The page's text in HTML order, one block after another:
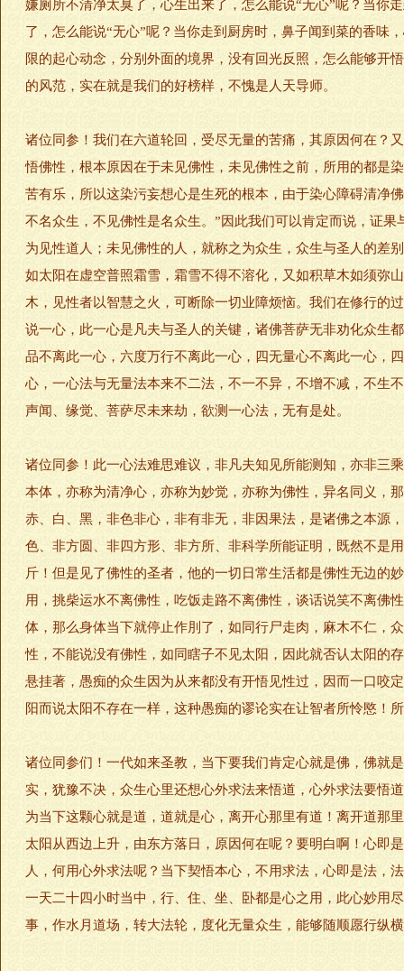
嫌厕所不清净太臭了，心生出来了，怎么能说“无心”呢？当你
了，怎么能说“无心”呢？当你走到厨房时，鼻子闻到菜的香味
限的起心动念，分别外面的境界，没有回光反照，怎么能够开
的风范，实在就是我们的好榜样，不愧是人天导师。
诸位同参！我们在六道轮回，受尽无量的苦痛，其原因何在？
悟佛性，根本原因在于未见佛性，未见佛性之前，所用的都是
苦有乐，所以这染污妄想心是生死的根本，由于染心障碍清净
不名众生，不见佛性是名众生。”因此我们可以肯定而说，证
为见性道人；未见佛性的人，就称之为众生，众生与圣人的差
如太阳在虚空普照霜雪，霜雪不得不溶化，又如积草木如须弥
木，见性者以智慧之火，可断除一切业障烦恼。我们在修行的
说一心，此一心是凡夫与圣人的关键，诸佛菩萨无非劝化众生
品不离此一心，六度万行不离此一心，四无量心不离此一心，
心，一心法与无量法本来不二法，不一不异，不增不减，不生
声闻、缘觉、菩萨尽未来劫，欲测一心法，无有是处。
诸位同参！此一心法难思难议，非凡夫知见所能测知，亦非三
本体，亦称为清净心，亦称为妙觉，亦称为佛性，异名同义，
赤、白、黑，非色非心，非有非无，非因果法，是诸佛之本源
色、非方圆、非四方形、非方所、非科学所能证明，既然不是
斤！但是见了佛性的圣者，他的一切日常生活都是佛性无边的
用，挑柴运水不离佛性，吃饭走路不离佛性，谈话说笑不离佛
体，那么身体当下就停止作刖了，如同行尸走肉，麻木不仁，
性，不能说没有佛性，如同瞎子不见太阳，因此就否认太阳的
悬挂著，愚痴的众生因为从来都没有开悟见性过，因而一口咬
阳而说太阳不存在一样，这种愚痴的谬论实在让智者所怜愍！
诸位同参们！一代如来圣教，当下要我们肯定心就是佛，佛就
实，犹豫不决，众生心里还想心外求法来悟道，心外求法要悟
为当下这颗心就是道，道就是心，离开心那里有道！离开道那
太阳从西边上升，由东方落日，原因何在呢？要明白啊！心即
人，何用心外求法呢？当下契悟本心，不用求法，心即是法，
一天二十四小时当中，行、住、坐、卧都是心之用，此心妙用
事，作水月道场，转大法轮，度化无量众生，能够随顺愿行纵